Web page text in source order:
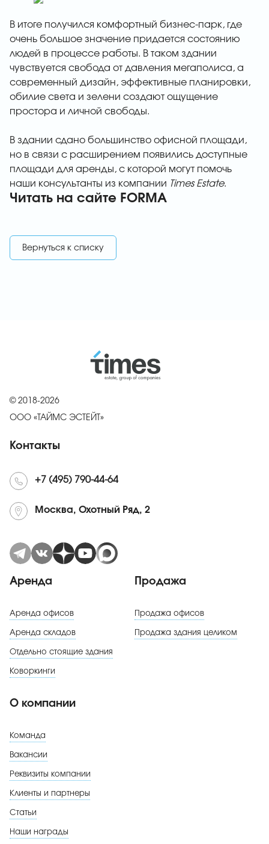
В итоге получился комфортный бизнес-парк, где
очень большое значение придается состоянию
людей в процессе работы. В таком здании
чувствуется свобода от давления мегаполиса, а
современный дизайн, эффективные планировки,
обилие света и зелени создают ощущение
простора и личной свободы.
В здании сдано большинство офисной площади,
но в связи с расширением появились доступные
площади для аренды, с которой могут помочь
наши консультанты из компании Times Estate.
Читать на сайте FORMA
Вернуться к списку
© 2018-2026
ООО «ТАЙМС ЭСТЕЙТ»
Контакты
+7 (495) 790-44-64
Москва, Охотный Ряд, 2
Аренда
Аренда офисов
Аренда складов
Отдельно стоящие здания
Коворкинги
Продажа
Продажа офисов
Продажа здания целиком
О компании
Команда
Вакансии
Реквизиты компании
Клиенты и партнеры
Статьи
Наши награды